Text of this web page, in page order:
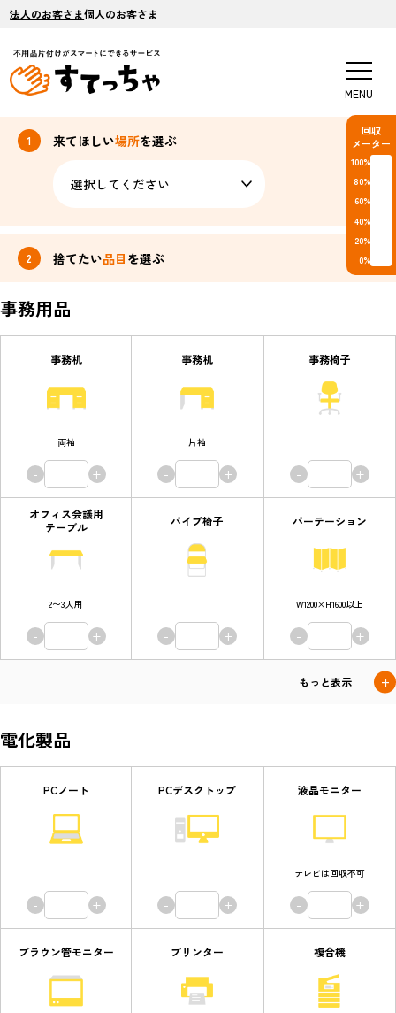
法人のお客さま個人のお客さま
MENU
回収
メーター
100%
80%
60%
40%
20%
0%
来てほしい場所を選ぶ
捨てたい品目 を選ぶ
事務用品
事務机
両袖
- +
事務机
片袖
- +
事務椅子
- +
オフィス会議用
テーブル
2〜3人用
- +
パイプ椅子
- +
パーテーション
W1200×H1600以上
- +
電化製品
PCノート
- +
PCデスクトップ
- +
液晶モニター
テレビは回収不可
- +
ブラウン管モニター プリンター 複合機